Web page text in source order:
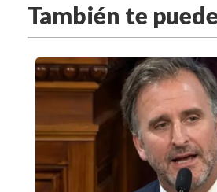
También te